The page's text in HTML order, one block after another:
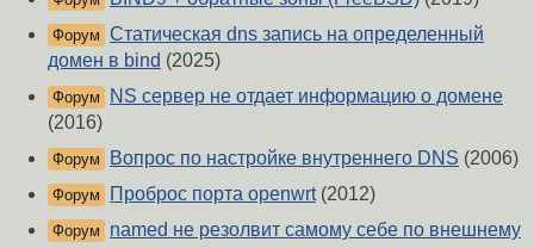
Форум Статическая dns запись на определенный
домен в bind (2025)
Форум
NS сервер не отдает информацию о домене
(2016)
Форум Вопрос по настройке внутреннего DNS (2006)
Форум Проброс порта openwrt(2012)
Форум
named не резолвит самому себе по внешнему